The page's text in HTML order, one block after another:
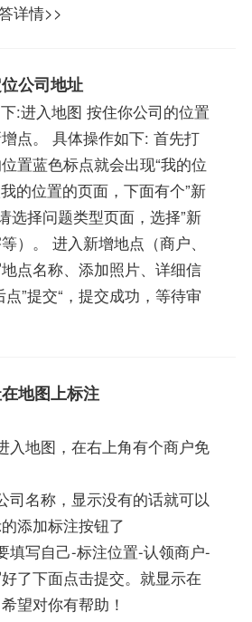
详情>>
公司地址
:进入地图 按住你公司的位置
点。 具体操作如下: 首先打
置蓝色标点就会出现“我的位
的位置的页面，下面有个”新
选择问题类型页面，选择”新
）。 进入新增地点（商户、
点名称、添加照片、详细信
”提交“，提交成功，等待审
地图上标注
入地图，在右上角有个商户免
司名称，显示没有的话就可以
添加标注按钮了
填写自己-标注位置-认领商户-
了下面点击提交。就显示在
望对你有帮助！